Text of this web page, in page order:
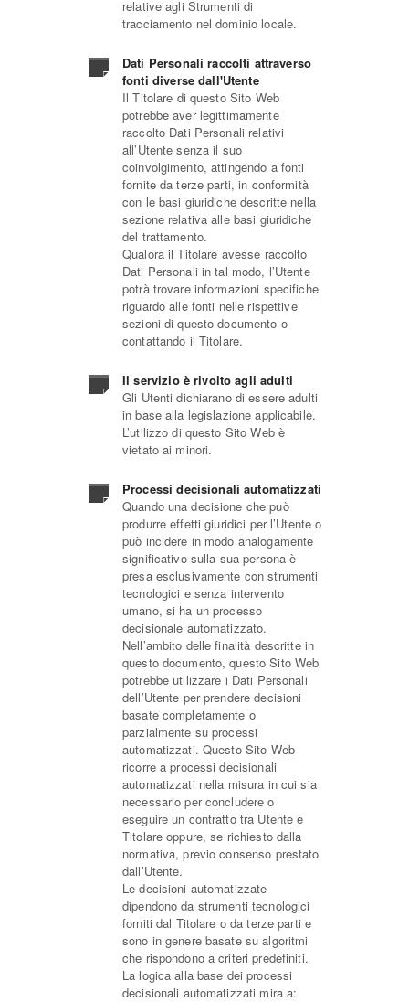
relative agli Strumenti di
tracciamento nel dominio locale.
Dati Personali raccolti attraverso
fonti diverse dall'Utente
Il Titolare di questo Sito Web
potrebbe aver legittimamente
raccolto Dati Personali relativi
all’Utente senza il suo
coinvolgimento, attingendo a fonti
fornite da terze parti, in conformità
con le basi giuridiche descritte nella
sezione relativa alle basi giuridiche
del trattamento.
Qualora il Titolare avesse raccolto
Dati Personali in tal modo, l’Utente
potrà trovare informazioni specifiche
riguardo alle fonti nelle rispettive
sezioni di questo documento o
contattando il Titolare.
Il servizio è rivolto agli adulti
Gli Utenti dichiarano di essere adulti
in base alla legislazione applicabile.
L’utilizzo di questo Sito Web è
vietato ai minori.
Processi decisionali automatizzati
Quando una decisione che può
produrre effetti giuridici per l’Utente o
può incidere in modo analogamente
significativo sulla sua persona è
presa esclusivamente con strumenti
tecnologici e senza intervento
umano, si ha un processo
decisionale automatizzato.
Nell’ambito delle finalità descritte in
questo documento, questo Sito Web
potrebbe utilizzare i Dati Personali
dell’Utente per prendere decisioni
basate completamente o
parzialmente su processi
automatizzati. Questo Sito Web
ricorre a processi decisionali
automatizzati nella misura in cui sia
necessario per concludere o
eseguire un contratto tra Utente e
Titolare oppure, se richiesto dalla
normativa, previo consenso prestato
dall’Utente.
Le decisioni automatizzate
dipendono da strumenti tecnologici
forniti dal Titolare o da terze parti e
sono in genere basate su algoritmi
che rispondono a criteri predefiniti.
La logica alla base dei processi
decisionali automatizzati mira a: